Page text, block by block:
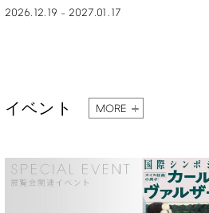
2026.12.19 – 2027.01.17
イベント MORE